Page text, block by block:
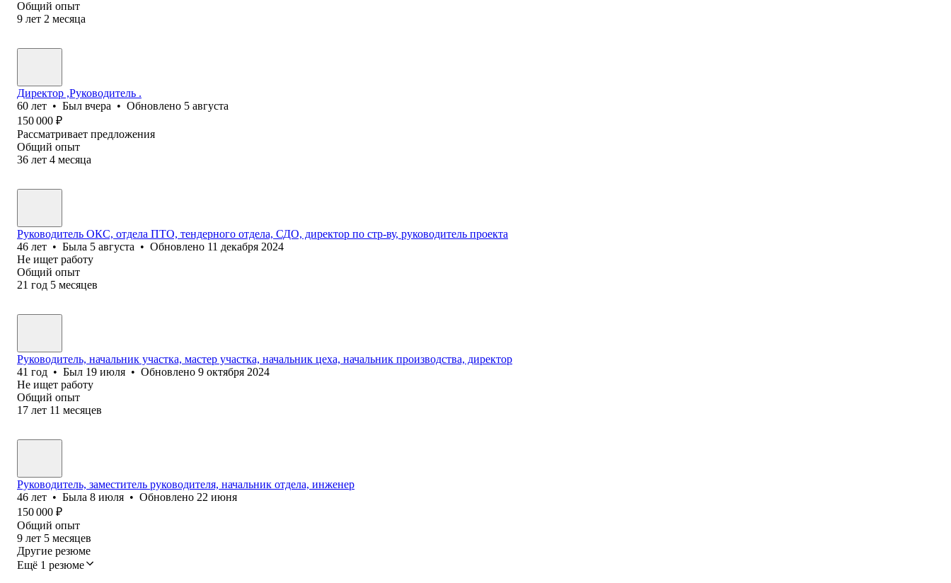
Общий опыт
9 лет 2 месяца
Директор ,Руководитель .
60 лет • Был вчера • Обновлено 5 августа
150 000 ₽
Рассматривает предложения
Общий опыт
36 лет 4 месяца
Руководитель ОКС, отдела ПТО, тендерного отдела, СДО, директор по стр-ву, руководитель проекта
46 лет • Была 5 августа • Обновлено 11 декабря 2024
Не ищет работу
Общий опыт
21 год 5 месяцев
Руководитель, начальник участка, мастер участка, начальник цеха, начальник производства, директор
41 год • Был 19 июля • Обновлено 9 октября 2024
Не ищет работу
Общий опыт
17 лет 11 месяцев
Руководитель, заместитель руководителя, начальник отдела, инженер
46 лет • Была 8 июля • Обновлено 22 июня
150 000 ₽
Общий опыт
9 лет 5 месяцев
Другие резюме
Ещё 1 резюме